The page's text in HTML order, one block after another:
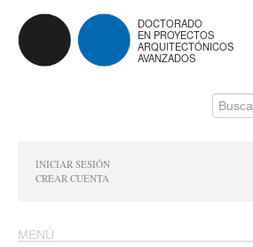
DOCTORADO
EN PROYECTOS
ARQUITECTÓNICOS
AVANZADOS
INICIAR SESIÓN
CREAR CUENTA
MENÚ